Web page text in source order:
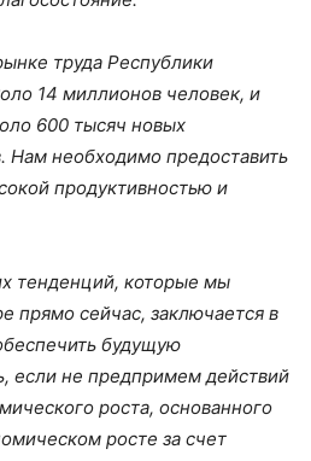
труда Республики
14 миллионов человек, и
600 тысяч новых
Нам необходимо предоставить
продуктивностью и
тенденций, которые мы
прямо сейчас, заключается в
будущую
если не предпримем действий
роста, основанного
росте за счет